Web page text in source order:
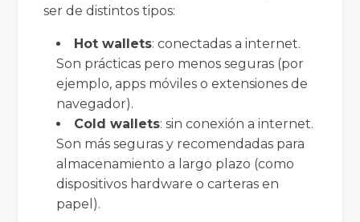
ser de distintos tipos:
Hot wallets: conectadas a internet.
Son prácticas pero menos seguras (por
ejemplo, apps móviles o extensiones de
navegador).
Cold wallets: sin conexión a internet.
Son más seguras y recomendadas para
almacenamiento a largo plazo (como
dispositivos hardware o carteras en
papel).